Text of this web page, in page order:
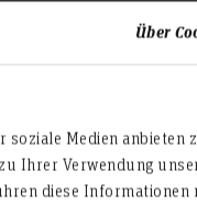
Über
Medien anbieten
Ihrer Verwendung
diese Informationen